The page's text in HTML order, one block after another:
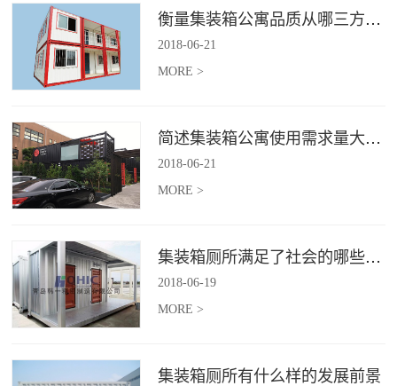
衡量集装箱公寓品质从哪三方面入手？
2018-06-21
MORE >
简述集装箱公寓使用需求量大幅增加的原因
2018-06-21
MORE >
集装箱厕所满足了社会的哪些需求
2018-06-19
MORE >
集装箱厕所有什么样的发展前景